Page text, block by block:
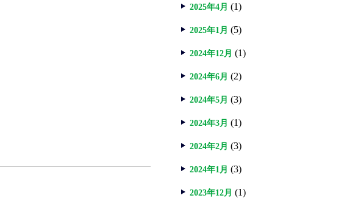
2025年4月 (1)
2025年1月 (5)
2024年12月 (1)
2024年6月 (2)
2024年5月 (3)
2024年3月 (1)
2024年2月 (3)
2024年1月 (3)
2023年12月 (1)